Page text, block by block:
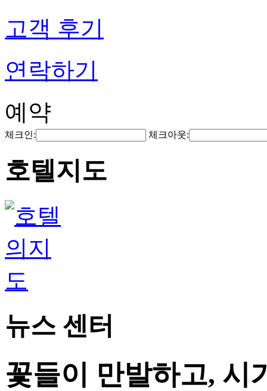
고객 후기
연락하기
예약
체크인: 체크아웃:
호텔지도
뉴스 센터
꽃들이 만발하고, 시